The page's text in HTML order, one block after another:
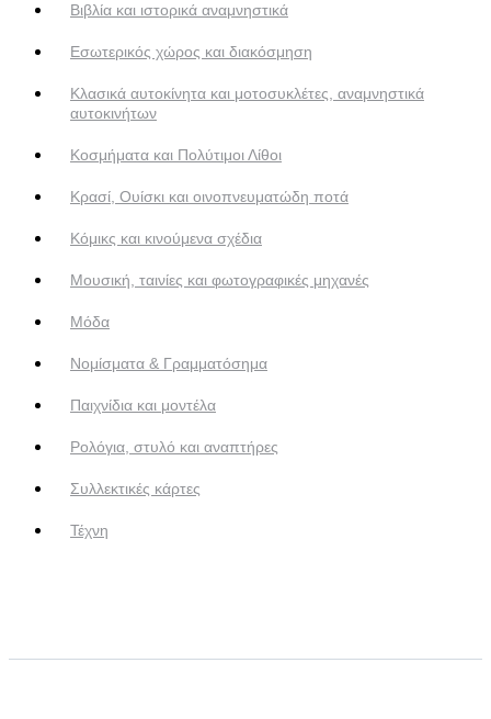
Βιβλία και ιστορικά αναμνηστικά
Εσωτερικός χώρος και διακόσμηση
Κλασικά αυτοκίνητα και μοτοσυκλέτες, αναμνηστικά
αυτοκινήτων
Κοσμήματα και Πολύτιμοι Λίθοι
Κρασί, Ουίσκι και οινοπνευματώδη ποτά
Κόμικς και κινούμενα σχέδια
Μουσική, ταινίες και φωτογραφικές μηχανές
Μόδα
Νομίσματα & Γραμματόσημα
Παιχνίδια και μοντέλα
Ρολόγια, στυλό και αναπτήρες
Συλλεκτικές κάρτες
Τέχνη